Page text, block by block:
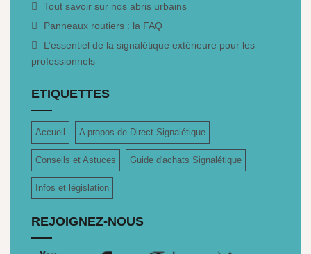
Tout savoir sur nos abris urbains
Panneaux routiers : la FAQ
L’essentiel de la signalétique extérieure pour les
professionnels
ETIQUETTES
Accueil A propos de Direct Signalétique
Conseils et Astuces Guide d'achats Signalétique
Infos et législation
REJOIGNEZ-NOUS